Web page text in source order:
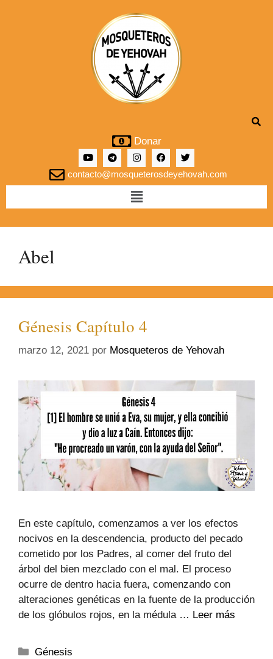
Donar
contacto@mosqueterosdeyehovah.com
Abel
Génesis Capítulo 4
marzo 12, 2021 por Mosqueteros de Yehovah
En este capítulo, comenzamos a ver los efectos
nocivos en la descendencia, producto del pecado
cometido por los Padres, al comer del fruto del
árbol del bien mezclado con el mal. El proceso
ocurre de dentro hacia fuera, comenzando con
alteraciones genéticas en la fuente de la producción
de los glóbulos rojos, en la médula … Leer más
Génesis